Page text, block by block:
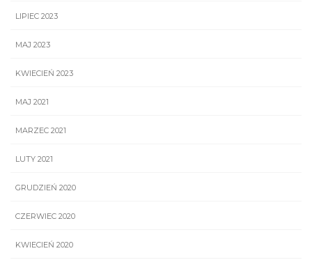
LIPIEC 2023
MAJ 2023
KWIECIEŃ 2023
MAJ 2021
MARZEC 2021
LUTY 2021
GRUDZIEŃ 2020
CZERWIEC 2020
KWIECIEŃ 2020